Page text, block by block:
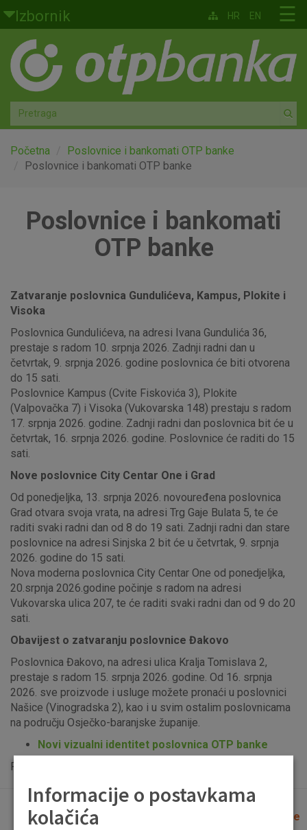
Skoči na glavni sadržaj
Izbornik
Građani
Privatno bankarstvo
Agro
Mala poduzeća i obrtnici
Globalna tržišta
☰
HR EN
Početna
Poslovnice i bankomati OTP banke
Poslovnice i bankomati OTP banke
Poslovnice i bankomati
OTP banke
Zatvaranje poslovnica Gundulićeva, Kampus, Plokite i
Visoka
Poslovnica Gundulićeva, na adresi Ivana Gundulića 36,
prestaje s radom 10. srpnja 2026. Zadnji radni dan u
četvrtak, 9. srpnja 2026. godine poslovnica će biti otvorena
do 15 sati.
Poslovnice Kampus (Cvite Fiskovića 3), Plokite
(Valpovačka 7) i Visoka (Vukovarska 148) prestaju s radom
17. srpnja 2026. godine. Zadnji radni dan poslovnica bit će u
četvrtak, 16. srpnja 2026. godine. Poslovnice će raditi do 15
sati.
Nove poslovnice City Centar One i Grad
Od ponedjeljka, 13. srpnja 2026. novouređena poslovnica
Grad otvara svoja vrata, na adresi Trg Gaje Bulata 5, te će
raditi svaki radni dan od 8 do 19 sati. Zadnji radni dan stare
poslovnice na adresi Sinjska 2 bit će u četvrtak, 9. srpnja
2026. godine do 15 sati.
Nova moderna poslovnica City Centar One od ponedjeljka,
20.srpnja 2026.godine počinje s radom na adresi
Vukovarska ulica 207, te će raditi svaki radni dan od 9 do 20
sati.
Obavijest o zatvaranju poslovnice Đakovo
Poslovnica Đakovo, na adresi ulica Kralja Tomislava 2,
prestaje s radom 15. srpnja 2026. godine. Od 16. srpnja
2026. sve proizvode i usluge možete pronaći u poslovnici
Našice (Vinogradska 2), kao i u svim ostalim poslovnicama
na području Osječko-baranjske županije.
Novi vizualni identitet poslovnica OTP banke
Popis uplatno-isplatnih bankomata možete vidjeti
Lista poslovnica i bankomata Očisti filtere
Informacije o postavkama
kolačića